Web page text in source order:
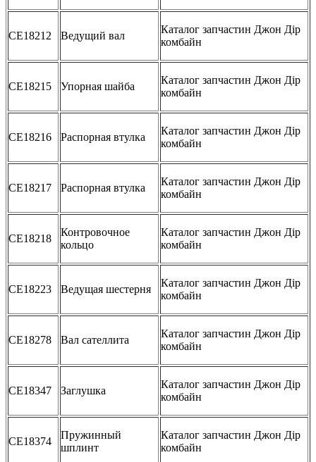
CE18212 Ведущий вал
Каталог запчастин Джон Дір
комбайн
CE18215 Упорная шайба
Каталог запчастин Джон Дір
комбайн
CE18216 Распорная втулка
Каталог запчастин Джон Дір
комбайн
CE18217 Распорная втулка
Каталог запчастин Джон Дір
комбайн
CE18218
Контровочное
кольцо
Каталог запчастин Джон Дір
комбайн
CE18223 Ведущая шестерня
Каталог запчастин Джон Дір
комбайн
CE18278 Вал сателлита
Каталог запчастин Джон Дір
комбайн
CE18347 Заглушка
Каталог запчастин Джон Дір
комбайн
CE18374
Пружинный
шплинт
Каталог запчастин Джон Дір
комбайн